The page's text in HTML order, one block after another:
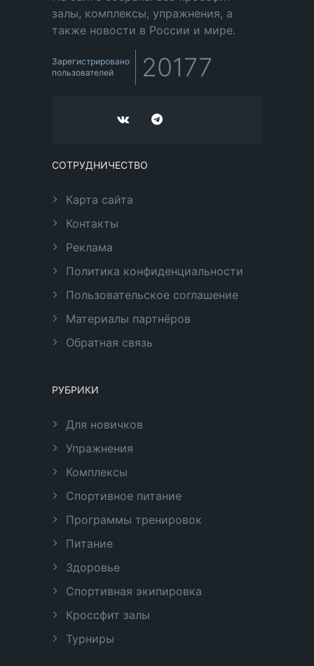
залы, комплексы, упражнения, а
также новости в России и мире.
Зарегистрировано
пользователей
20177
СОТРУДНИЧЕСТВО
Карта сайта
Контакты
Реклама
Политика конфиденциальности
Пользовательское соглашение
Материалы партнёров
Обратная связь
РУБРИКИ
Для новичков
Упражнения
Комплексы
Спортивное питание
Программы тренировок
Питание
Здоровье
Спортивная экипировка
Кроссфит залы
Турниры